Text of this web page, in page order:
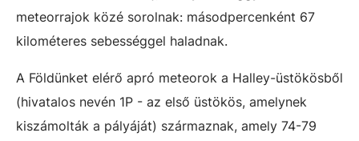
meteorrajok közé sorolnak: másodpercenként 67
kilométeres sebességgel haladnak.
A Földünket elérő apró meteorok a Halley-üstökösből
(hivatalos nevén 1P - az első üstökös, amelynek
kiszámolták a pályáját) származnak, amely 74-79